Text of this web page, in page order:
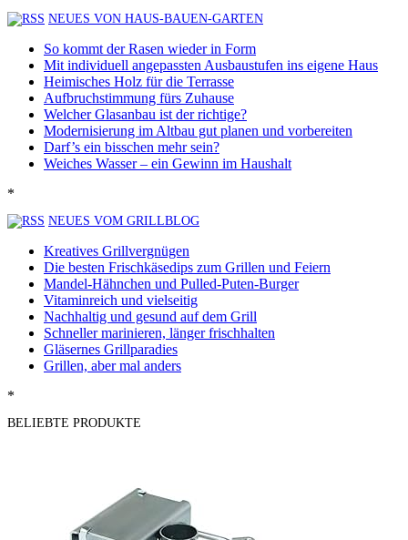
NEUES VON HAUS-BAUEN-GARTEN
So kommt der Rasen wieder in Form
Mit individuell angepassten Ausbaustufen ins eigene Haus
Heimisches Holz für die Terrasse
Aufbruchstimmung fürs Zuhause
Welcher Glasanbau ist der richtige?
Modernisierung im Altbau gut planen und vorbereiten
Darf’s ein bisschen mehr sein?
Weiches Wasser – ein Gewinn im Haushalt
*
NEUES VOM GRILLBLOG
Kreatives Grillvergnügen
Die besten Frischkäsedips zum Grillen und Feiern
Mandel-Hähnchen und Pulled-Puten-Burger
Vitaminreich und vielseitig
Nachhaltig und gesund auf dem Grill
Schneller marinieren, länger frischhalten
Gläsernes Grillparadies
Grillen, aber mal anders
*
BELIEBTE PRODUKTE